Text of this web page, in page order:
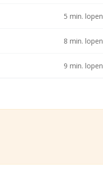
ruimte.
voor algemeen gebruik
5 min. lopen
8 min. lopen
9 min. lopen